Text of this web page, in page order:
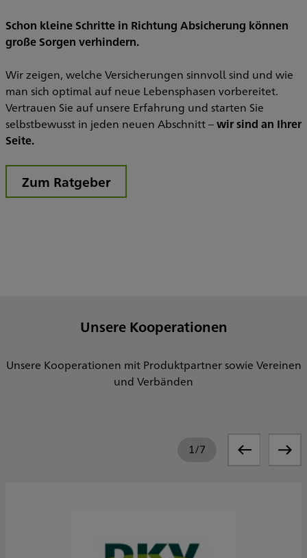
Schon kleine Schritte in Richtung Absicherung können
große Sorgen verhindern.
Wir zeigen, welche Versicherungen sinnvoll sind und wie
man sich optimal auf neue Lebensphasen vorbereitet.
Vertrauen Sie auf unsere Erfahrung und starten Sie
selbstbewusst in jeden neuen Abschnitt –wir sind an Ihrer
Seite.
Zum Ratgeber
Unsere Kooperationen
Unsere Kooperationen mit Produktpartner sowie Vereinen
und Verbänden
1/7